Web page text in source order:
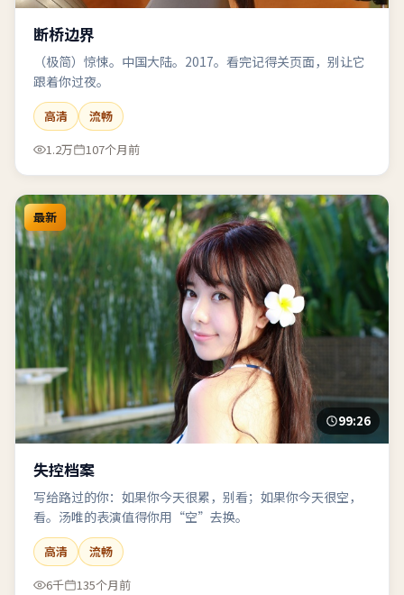
断桥边界
（极简）惊悚。中国大陆。2017。看完记得关页面，别让它
跟着你过夜。
高清
流畅
1.2万
107个月前
最新
99:26
失控档案
写给路过的你：如果你今天很累，别看；如果你今天很空，
看。汤唯的表演值得你用“空”去换。
高清
流畅
6千
135个月前